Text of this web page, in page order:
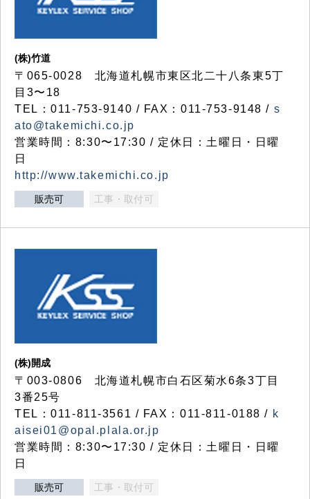
(株)竹道
〒065-0028 北海道札幌市東区北二十八条東5丁
目3〜18
TEL：011-753-9140 / FAX：011-753-9148 / s
ato@takemichi.co.jp
営業時間：8:30〜17:30 / 定休日：土曜日・日曜
日
http://www.takemichi.co.jp
販売可 工事・取付可
(株)開成
〒003-0806 北海道札幌市白石区菊水6条3丁目
3番25号
TEL：011-811-3561 / FAX：011-811-0188 / k
aisei01@opal.plala.or.jp
営業時間：8:30〜17:30 / 定休日：土曜日・日曜
日
販売可 工事・取付可